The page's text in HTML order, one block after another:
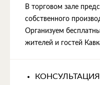
В торговом зале
собственного
Организуем
жителей и гостей
КОНСУЛЬТАЦИЯ